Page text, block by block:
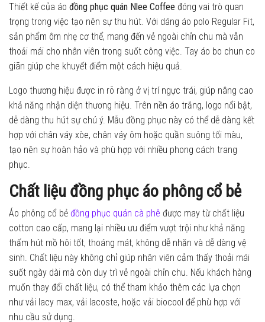
Thiết kế của áo đồng phục quán Nlee Coffee đóng vai trò quan
trọng trong việc tạo nên sự thu hút. Với dáng áo polo Regular Fit,
sản phẩm ôm nhẹ cơ thể, mang đến vẻ ngoài chỉn chu mà vẫn
thoải mái cho nhân viên trong suốt công việc. Tay áo bo chun co
giãn giúp che khuyết điểm một cách hiệu quả.
Logo thương hiệu được in rõ ràng ở vị trí ngực trái, giúp nâng cao
khả năng nhận diện thương hiệu. Trên nền áo trắng, logo nổi bật,
dễ dàng thu hút sự chú ý. Mẫu đồng phục này có thể dễ dàng kết
hợp với chân váy xòe, chân váy ôm hoặc quần suông tối màu,
tạo nên sự hoàn hảo và phù hợp với nhiều phong cách trang
phục.
Chất liệu đồng phục áo phông cổ bẻ
Áo phông cổ bẻ đồng phục quán cà phê được may từ chất liệu
cotton cao cấp, mang lại nhiều ưu điểm vượt trội như khả năng
thấm hút mồ hôi tốt, thoáng mát, không dễ nhăn và dễ dàng vệ
sinh. Chất liệu này không chỉ giúp nhân viên cảm thấy thoải mái
suốt ngày dài mà còn duy trì vẻ ngoài chỉn chu. Nếu khách hàng
muốn thay đổi chất liệu, có thể tham khảo thêm các lựa chọn
như vải lacy max, vải lacoste, hoặc vải biocool để phù hợp với
nhu cầu sử dụng.